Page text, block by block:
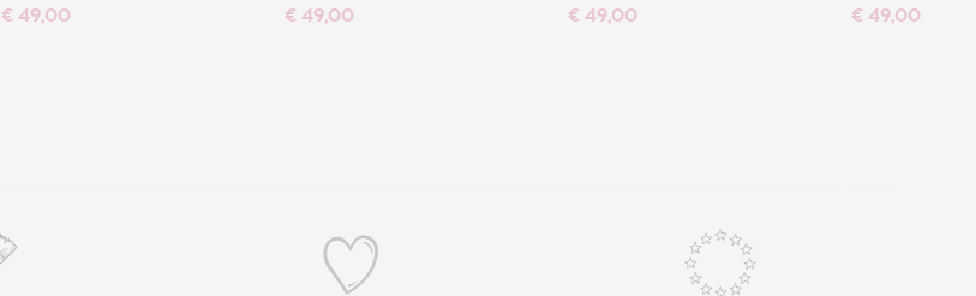
€ 49,00 € 49,00 € 49,00 € 49,00